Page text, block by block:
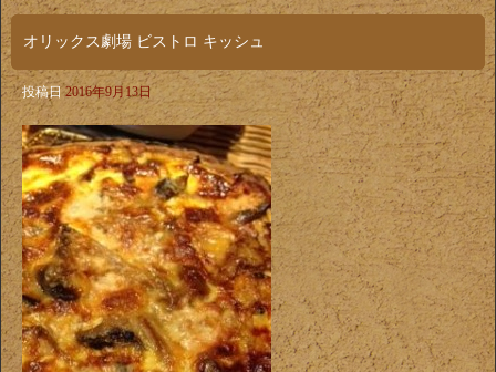
オリックス劇場 ビストロ キッシュ
投稿日 2016年9月13日